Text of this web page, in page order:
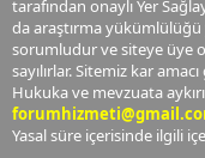
tarafından onaylı Yer
da araştırma yükümlülüğü
sorumludur ve siteye üye
sayılırlar. Sitemiz kar
Hukuka ve mevzuata
Yasal süre içerisinde ilgili